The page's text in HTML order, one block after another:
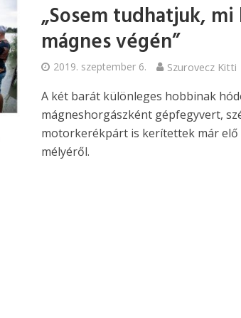
„Sosem tudhatjuk,
mágnes végén”
2019. szeptember 6. Szurovecz Kitti
A két barát különleges hobbinak
mágneshorgászként gépfegyvert,
motorkerékpárt is kerítettek már elő
mélyéről.